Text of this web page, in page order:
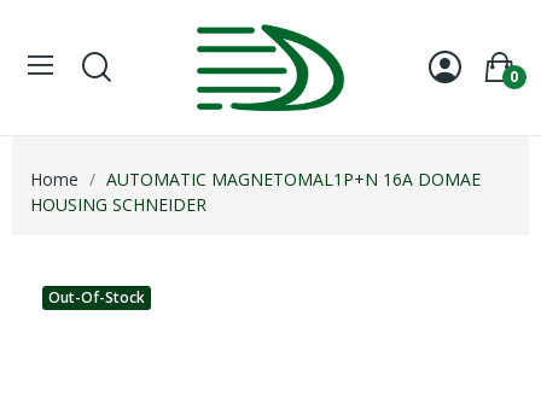
0
Home
AUTOMATIC MAGNETOMAL1P+N 16A DOMAE
HOUSING SCHNEIDER
Out-Of-Stock